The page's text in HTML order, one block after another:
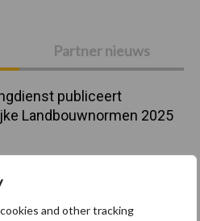
and other tracking
Partner nieuws
publiceert
Landbouwnormen 2025
tips om je voor te
op mogelijke uitval van het